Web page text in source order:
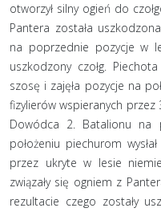
otworzył silny ogień do
Pantera została
na poprzednie pozycje w
uszkodzony czołg.
szosę i zajęła pozycje na
fizylierów wspieranych przez
Dowódca 2. Batalionu na
położeniu piechurom
przez ukryte w lesie
związały się ogniem z
rezultacie czego zostały